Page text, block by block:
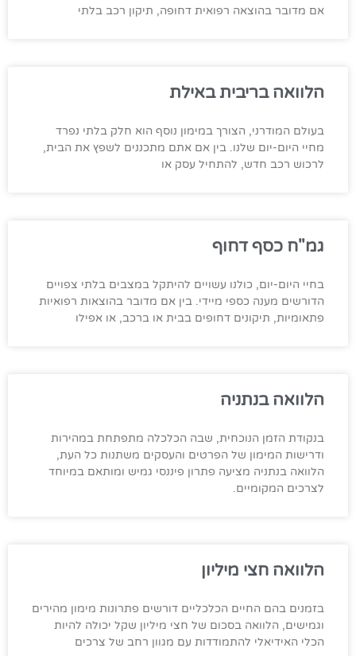
אם מדובר בהוצאה רפואית דחופה, תיקון רכב בלתי
הלוואה בריבית באילת
בעולם המודרני, הצורך במימון נוסף הוא חלק בלתי נפרד
מחיי היום-יום שלנו. בין אם אתם מתכננים לשפץ את הבית,
לרכוש רכב חדש, להתחיל עסק או
גמ"ח כסף דחוף
בחיי היום-יום, כולנו עשויים להיתקל במצבים בלתי צפויים
הדורשים מענה כספי מיידי. בין אם מדובר בהוצאות רפואיות
פתאומיות, תיקונים דחופים בבית או ברכב, או אפילו
הלוואה בנתניה
בנקודת הזמן הנוכחית, שבה הכלכלה מתפתחת במהירות
ודרישות המימון של הפרטים והעסקים משתנות כל העת,
הלוואה בנתניה מציעה פתרון פיננסי גמיש ומותאם במיוחד
לצרכים המקומיים.
הלוואה חצי מיליון
בזמנים בהם החיים הכלכליים דורשים פתרונות מימון מהירים
וגמישים, הלוואה בסכום של חצי מיליון שקל יכולה להיות
הכלי האידיאלי להתמודדות עם מגוון רחב של צרכים